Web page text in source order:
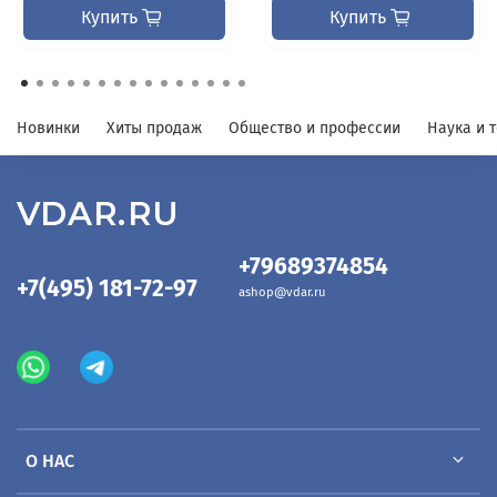
Купить Купить
Новинки Хиты продаж Общество и профессии Наука и
О НАС
+7(495) 181-72-97
+79689374854
ashop@vdar.ru
VDAR.RU